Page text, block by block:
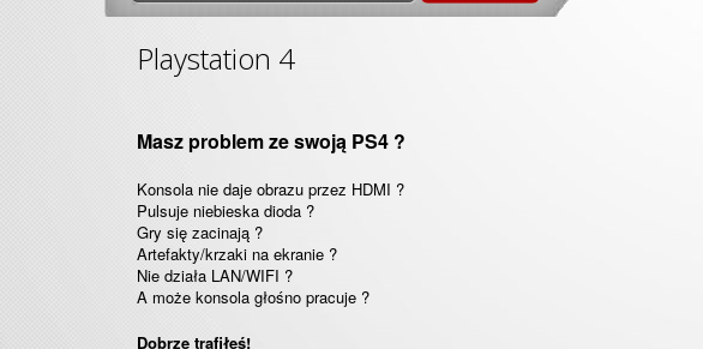
Playstation 4
Masz problem ze swoją PS4 ?
Konsola nie daje obrazu przez HDMI ?
Pulsuje niebieska dioda ?
Gry się zacinają ?
Artefakty/krzaki na ekranie ?
Nie działa LAN/WIFI ?
A może konsola głośno pracuje ?
Dobrze trafiłeś!